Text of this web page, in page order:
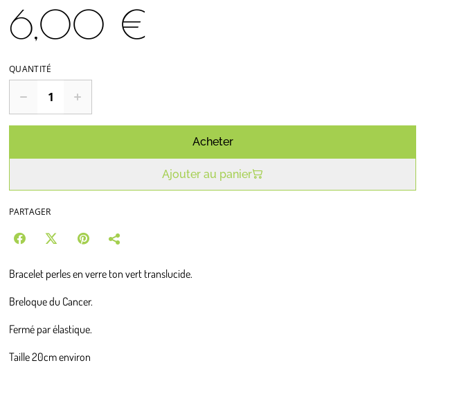
6,00 €
QUANTITÉ
Acheter
Ajouter au panier
PARTAGER
Bracelet perles en verre ton vert translucide.
Breloque du Cancer.
Fermé par élastique.
Taille 20cm environ